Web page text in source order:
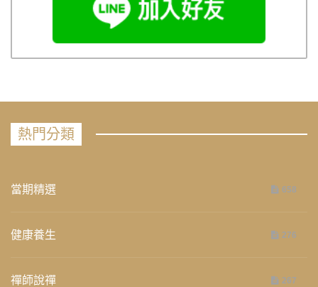
熱門分類
當期精選 658
健康養生 276
禪師說禪 267